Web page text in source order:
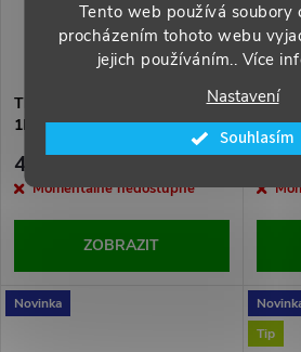
Tento web používá soubory
procházením tohoto webu
jejich používáním.. Více
Nastavení
Souhlasím
Tlačítko bezdrátové SOLIGHT
1L51T pro zvonek 1L51
416 Kč
Momentálně nedostupné
ZOBRAZIT
219
Novinka
Tip